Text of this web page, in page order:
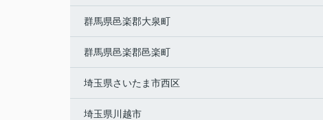
群馬県邑楽郡大泉町
群馬県邑楽郡邑楽町
埼玉県さいたま市西区
埼玉県川越市